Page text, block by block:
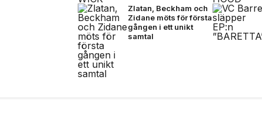
Zlatan, Beckham och
Zidane möts för första
gången i ett unikt
samtal